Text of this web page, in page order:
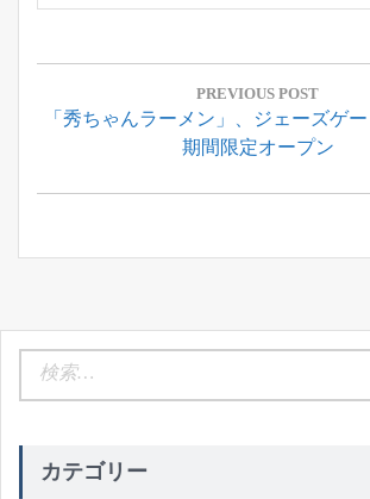
投
ナ
ゲ
シ
ン
PREVIOUS POST
Previous
「秀ちゃんラーメン」、ジェーズゲ
期間限定オープン
カテゴリー